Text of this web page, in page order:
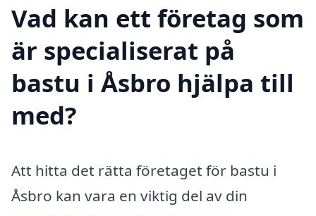
Vad kan ett företag som
är specialiserat på
bastu i Åsbro hjälpa till
med?
Att hitta det rätta företaget för bastu i
Åsbro kan vara en viktig del av din